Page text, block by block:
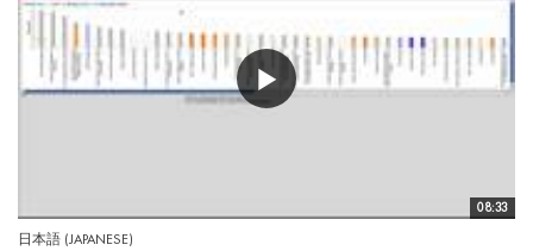
08:33
日本語 (JAPANESE)